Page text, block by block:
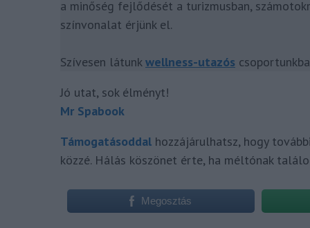
a minőség fejlődését a turizmusban,
színvonalat érjünk el.
Szívesen látunkwellness-utazós
Jó utat, sok élményt!
Mr Spabook
Támogatásoddal hozzájárulhatsz, hogy
közzé. Hálás köszönet érte, ha méltónak
Megosztás